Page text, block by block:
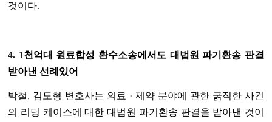
것이다.
4. 1천억대 원료합성 환수소송에서도 대법원 파기환송 판결
받아낸 선례있어
박철, 김도형 변호사는 의료 · 제약 분야에 관한 굵직한 사건
의 리딩 케이스에 대한 대법원 파기환송 판결을 받아낸 것이